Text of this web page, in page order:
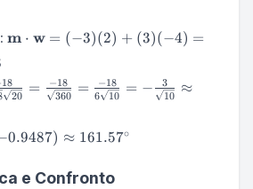
\mathbf{m}
= (-3)(2) +
(3)(-4) = -6
m ⋅ w = (−3)(2) + (3)(−4) =
=
=
\approx
20
18 = 360
−18 = 6 10
−18 = − 10
3
≈
0.9487) ≈ 161.57∘
e Confronto